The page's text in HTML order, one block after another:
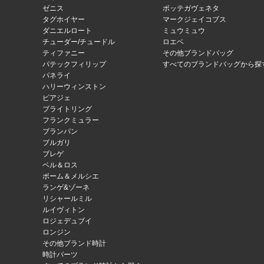
ゼニス
タグホイヤー
ダニエルロート
チューダー/チュードル
ティファニー
パテックフィリップ
パネライ
ハリーウィンストン
ピアジェ
ブライトリング
フランクミュラー
ブランパン
ブルガリ
ブレゲ
ベル＆ロス
ボーム＆メルシエ
ランゲ&ゾーネ
リシャールミル
ルイヴィトン
ロジェデュブイ
ロンジン
その他ブランド時計
時計パーツ
ボッテガヴェネタ
マークジェイコブス
ミュウミュウ
ロエベ
その他ブランドバッグ
すべてのブランドバッグから探